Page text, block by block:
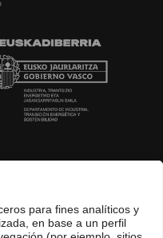
para fines analíticos y
en base a un perfil